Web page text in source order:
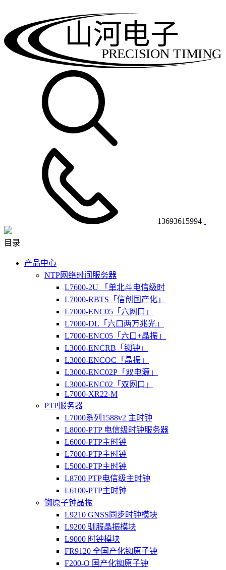
PRECISION TIMING
山河电子
13693615994
目录
产品中心
NTP网络时间服务器
L7600-2U 「单北斗电信级时
L7000-RBTS「信创国产化」
L7000-ENC05「六网口」
L7000-DL「六口两万兆光」
L7000-ENC05「六口+晶振」
L3000-ENCRB「铷钟」
L3000-ENCOC「晶振」
L3000-ENC02P「双电源」
L3000-ENC02「双网口」
L7000-XR22-M
PTP服务器
L7000系列1588v2 主时钟
L8000-PTP 电信级时钟服务器
L6000-PTP主时钟
L7000-PTP主时钟
L5000-PTP主时钟
L8700 PTP电信级主时钟
L6100-PTP主时钟
铷原子钟晶振
L9210 GNSS同步时钟模块
L9200 驯服晶振模块
L9000 时钟模块
FR9120 全国产化铷原子钟
F200-O 国产化铷原子钟